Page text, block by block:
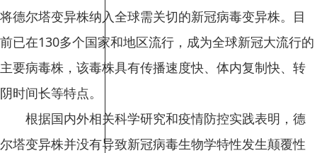
将德尔塔变异株纳入全球需关切的新冠病毒变异株。目
前已在130多个国家和地区流行，成为全球新冠大流行的
主要病毒株，该毒株具有传播速度快、体内复制快、转
阴时间长等特点。
根据国内外相关科学研究和疫情防控实践表明，德
尔塔变异株并没有导致新冠病毒生物学特性发生颠覆性